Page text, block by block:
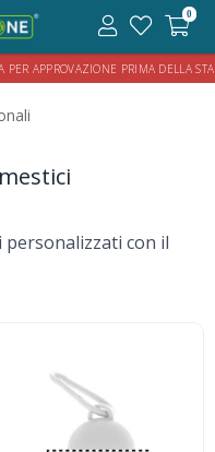
APPROVAZIONE PRIMA
0
personalizzati con il